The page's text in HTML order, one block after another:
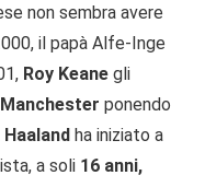
non sembra avere
il papà Alfe-Inge
Roy Keane gli
Manchester ponendo
Haaland ha iniziato a
a soli 16 anni,